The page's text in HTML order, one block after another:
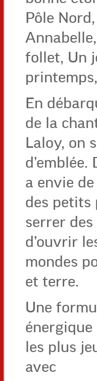
Pôle
follet, Un
En
de la
Laloy, on
d’emblée.
a envie
des petits
serrer
d’ouvrir
mondes
et terre.
Une
les plus
avec